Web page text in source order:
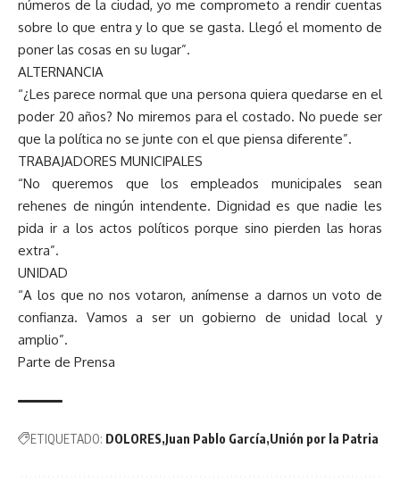
números de la ciudad, yo me comprometo a rendir cuentas
sobre lo que entra y lo que se gasta. Llegó el momento de
poner las cosas en su lugar”.
ALTERNANCIA
“¿Les parece normal que una persona quiera quedarse en el
poder 20 años? No miremos para el costado. No puede ser
que la política no se junte con el que piensa diferente”.
TRABAJADORES MUNICIPALES
“No queremos que los empleados municipales sean
rehenes de ningún intendente. Dignidad es que nadie les
pida ir a los actos políticos porque sino pierden las horas
extra”.
UNIDAD
“A los que no nos votaron, anímense a darnos un voto de
confianza. Vamos a ser un gobierno de unidad local y
amplio”.
Parte de Prensa
ETIQUETADO: DOLORES Juan Pablo García Unión por la Patria